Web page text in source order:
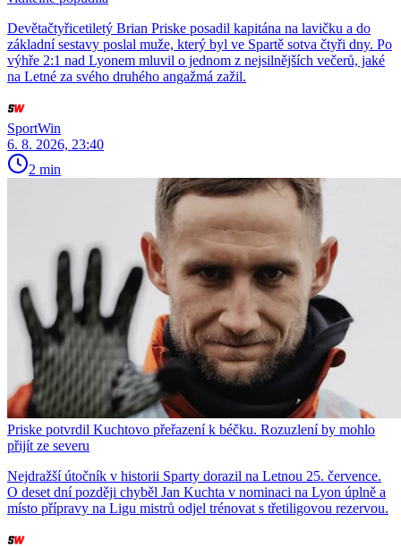
Devětačtyřicetiletý Brian Priske posadil kapitána na lavičku a do
základní sestavy poslal muže, který byl ve Spartě sotva čtyři dny. Po
výhře 2:1 nad Lyonem mluvil o jednom z nejsilnějších večerů, jaké
na Letné za svého druhého angažmá zažil.
SportWin
6. 8. 2026, 23:40
2 min
Priske potvrdil Kuchtovo přeřazení k béčku. Rozuzlení by mohlo
přijít ze severu
Nejdražší útočník v historii Sparty dorazil na Letnou 25. července.
O deset dní později chyběl Jan Kuchta v nominaci na Lyon úplně a
místo přípravy na Ligu mistrů odjel trénovat s třetiligovou rezervou.